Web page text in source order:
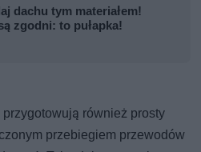
dachu tym materiałem!
zgodni: to pułapka!
również prosty
przebiegiem przewodów